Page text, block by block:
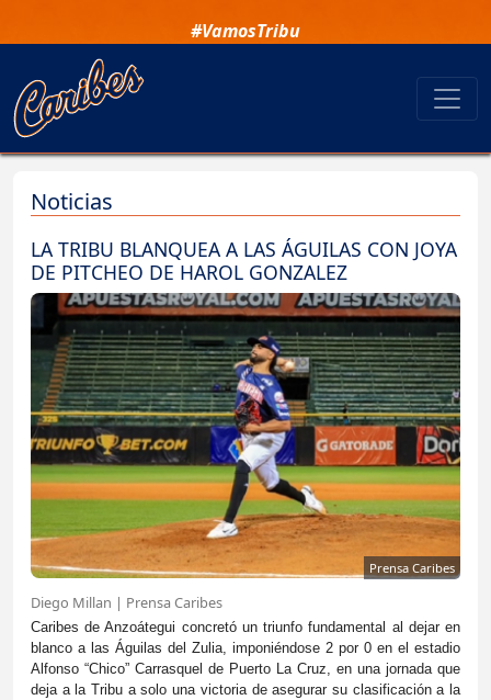
#VamosTribu
Noticias
LA TRIBU BLANQUEA A LAS ÁGUILAS CON JOYA
DE PITCHEO DE HAROL GONZALEZ
Prensa Caribes
Diego Millan | Prensa Caribes
Caribes de Anzoátegui concretó un triunfo fundamental al dejar en
blanco a las Águilas del Zulia, imponiéndose 2 por 0 en el estadio
Alfonso “Chico” Carrasquel de Puerto La Cruz, en una jornada que
deja a la Tribu a solo una victoria de asegurar su clasificación a la